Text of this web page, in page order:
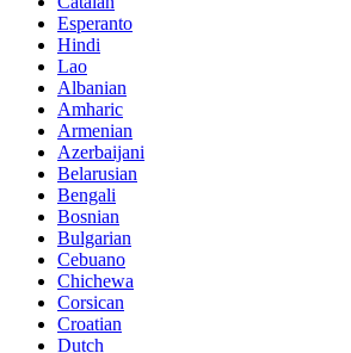
Esperanto
Hindi
Lao
Albanian
Amharic
Armenian
Azerbaijani
Belarusian
Bengali
Bosnian
Bulgarian
Cebuano
Chichewa
Corsican
Croatian
Dutch